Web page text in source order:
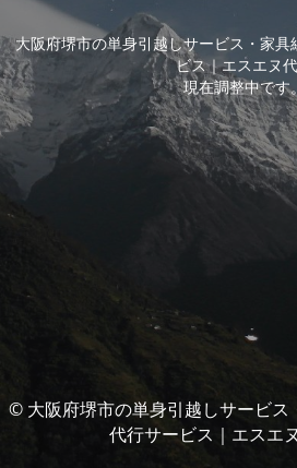
大阪府堺市の単身引越しサービス・家
ビス｜エスエヌ
現在調整中です。
© 大阪府堺市の単身引越しサービス
代行サービス｜エスエ